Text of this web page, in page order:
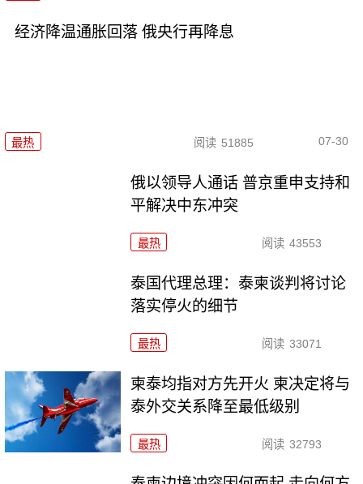
经济降温通胀回落 俄央行再降息
最热 阅读 51885 07-30
俄以领导人通话 普京重申支持和
平解决中东冲突
最热 阅读 43553
泰国代理总理：泰柬谈判将讨论
落实停火的细节
最热 阅读 33071
柬泰均指对方先开火 柬决定将与
泰外交关系降至最低级别
最热 阅读 32793